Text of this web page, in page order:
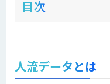
目次
人流データとは